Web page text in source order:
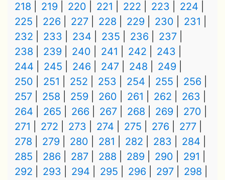
218
219 220 221 222 223
224
225
226 227 228 229 230
231
232
233 234 235 236
237
238
239 240 241 242
243
244
245 246 247 248
249
250
251 252 253 254 255
256
257
258 259 260 261 262
263
264
265 266 267 268 269
270
271
272 273 274 275 276
277
278
279 280 281 282 283
284
285
286 287 288 289 290
291
292
293 294 295 296 297
298